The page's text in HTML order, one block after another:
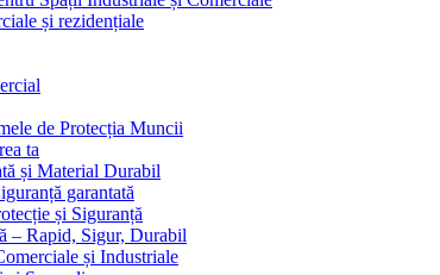
și rezidențiale
de Protecția Muncii
ta
și Material Durabil
garantată
și Siguranță
– Rapid, Sigur, Durabil
și Industriale